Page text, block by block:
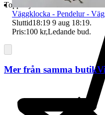
Toppsäljare
Väggklocka - Pendelur -
Sluttid18:19 9 aug 18:19.
Pris:100 kr,Ledande bud.
Mer från samma butik